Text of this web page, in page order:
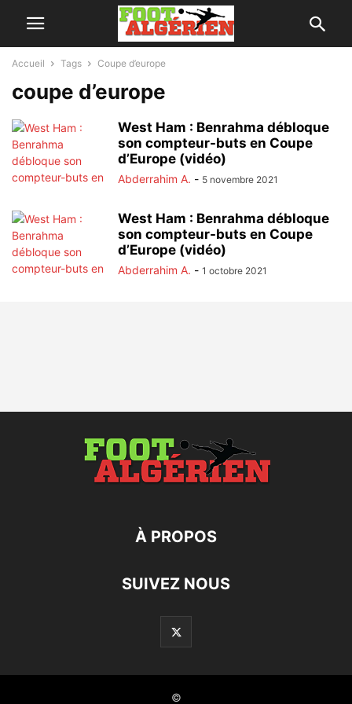
Accueil Tags Coupe d’europe
coupe d’europe
West Ham : Benrahma débloque
son compteur-buts en Coupe
d’Europe (vidéo)
Abderrahim A. - 5 novembre 2021
West Ham : Benrahma débloque
son compteur-buts en Coupe
d’Europe (vidéo)
Abderrahim A. - 1 octobre 2021
À PROPOS
SUIVEZ NOUS
©